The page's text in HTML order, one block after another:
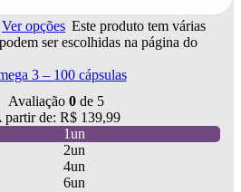
Ver opções Este produto tem várias
ser escolhidas na página do
3 – 100 cápsulas
Avaliação 0 de 5
partir de: R$ 139,99
1un
2un
4un
6un